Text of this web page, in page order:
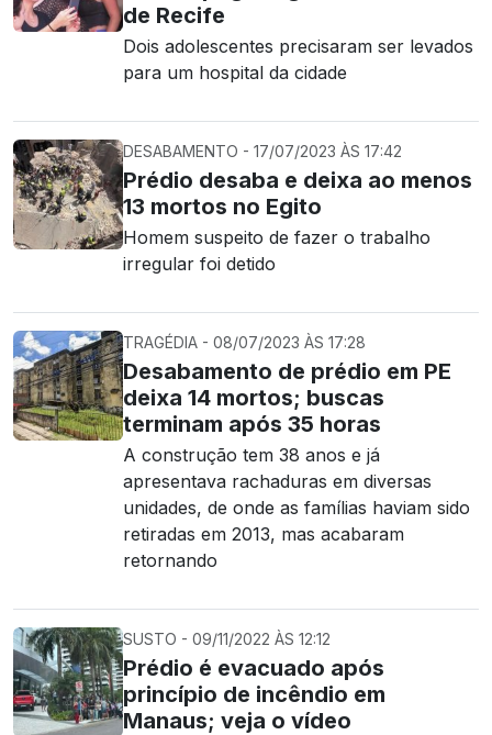
de Recife
Dois adolescentes precisaram ser levados
para um hospital da cidade
DESABAMENTO - 17/07/2023 ÀS 17:42
Prédio desaba e deixa ao menos
13 mortos no Egito
Homem suspeito de fazer o trabalho
irregular foi detido
TRAGÉDIA - 08/07/2023 ÀS 17:28
Desabamento de prédio em PE
deixa 14 mortos; buscas
terminam após 35 horas
A construção tem 38 anos e já
apresentava rachaduras em diversas
unidades, de onde as famílias haviam sido
retiradas em 2013, mas acabaram
retornando
SUSTO - 09/11/2022 ÀS 12:12
Prédio é evacuado após
princípio de incêndio em
Manaus; veja o vídeo